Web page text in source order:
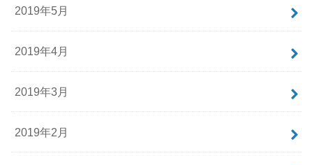
2019年5月
2019年4月
2019年3月
2019年2月